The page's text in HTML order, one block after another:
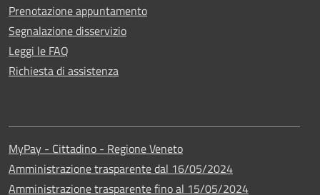
Prenotazione appuntamento
Segnalazione disservizio
Leggi le FAQ
Richiesta di assistenza
MyPay - Cittadino - Regione Veneto
Amministrazione trasparente dal 16/05/2024
Amministrazione trasparente fino al 15/05/2024